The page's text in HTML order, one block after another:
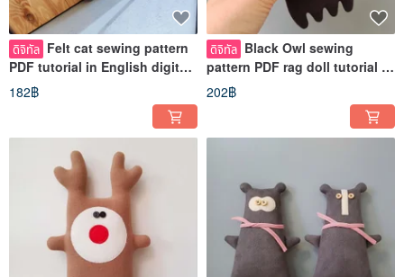
ดิจิทัล Felt cat sewing pattern
PDF tutorial in English digital
product, felt doll pdf
182฿
ดิจิทัล Black Owl sewing
pattern PDF rag doll tutorial in
English, Halloween decor PDF
202฿